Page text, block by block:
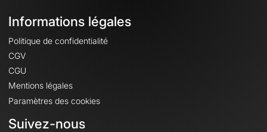
Informations légales
Politique de confidentialité
CGV
CGU
Mentions légales
Paramètres des cookies
Suivez-nous